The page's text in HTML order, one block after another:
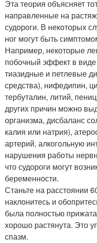
Эта теория объясняет
направленные на
судороги. В некоторых
ног могут быть
Например, некоторые
побочный эффект в виде
тиазидные и петлевые
средства), нифедипин,
тербуталин, литий,
других причин можно
организма, дисбаланс
калия или натрия),
артерий, алкогольную
нарушения работы
что судороги могут
беременности.
Станьте на расстоянии
наклонитесь и
была полностью
хорошо растянута. Это
спазм.